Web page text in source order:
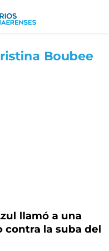
Boubee
llamó a una
contra la suba del